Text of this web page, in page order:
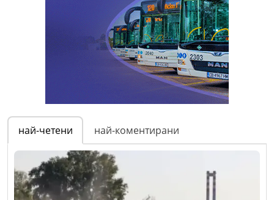
най-четени най-коментирани